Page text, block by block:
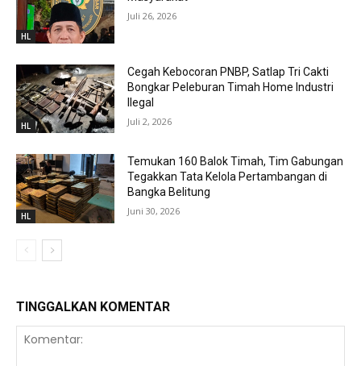
HL
Juli 26, 2026
HL
Cegah Kebocoran PNBP, Satlap Tri Cakti
Bongkar Peleburan Timah Home Industri
Ilegal
Juli 2, 2026
HL
Temukan 160 Balok Timah, Tim Gabungan
Tegakkan Tata Kelola Pertambangan di
Bangka Belitung
Juni 30, 2026
TINGGALKAN KOMENTAR